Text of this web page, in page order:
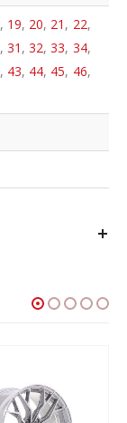
, 19, 20, 21 , 22,
, 31 , 32,33, 34,
, 43, 44, 45, 46,